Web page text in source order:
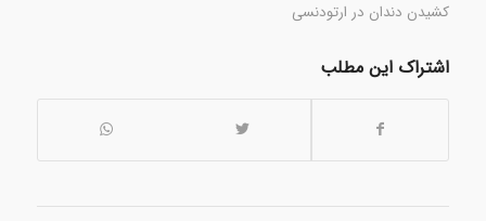
کشیدن دندان در ارتودنسی
اشتراک این مطلب